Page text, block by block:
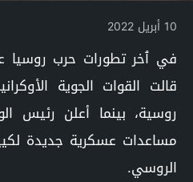
10 أبريل 2022
في ٱخر تطورات حرب روسيا
قالت القوات الجوية
روسية، بينما أعلن رئيس
مساعدات عسكرية جديدة
الروسي.